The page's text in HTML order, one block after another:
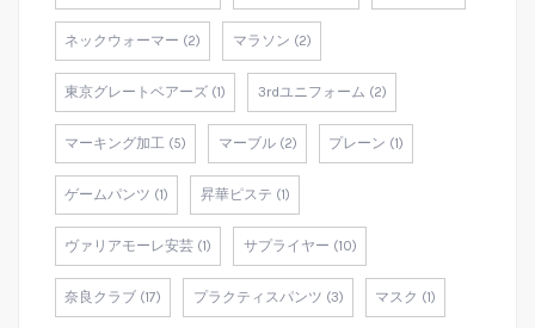
ネックウォーマー (2) マラソン (2)
東京グレートベアーズ (1) 3rdユニフォーム (2)
マーキング加工 (5) マーブル (2) プレーン (1)
ゲームパンツ (1) 昇華ピステ (1)
ヴァリアモーレ安芸 (1) サプライヤー (10)
奈良クラブ (17) プラクティスパンツ (3) マスク (1)